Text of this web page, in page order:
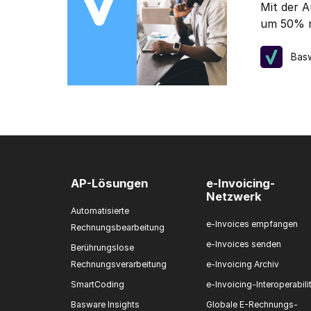
Mit der
um 50%
Ich kann mich jederzeit
AP-Lösungen
Automatisierte
Rechnungsbearbeitung
Berührungslose
Rechnungsverarbeitung
SmartCoding
Basware Insights
e-Invoicing-
Netzwerk
e-Invoices empfangen
e-Invoices senden
e-Invoicing Archiv
e-Invoicing-
Globale E-Rechnungs-